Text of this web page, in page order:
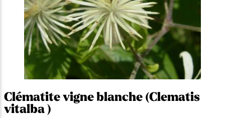
Clématite vigne blanche (Clematis
vitalba )